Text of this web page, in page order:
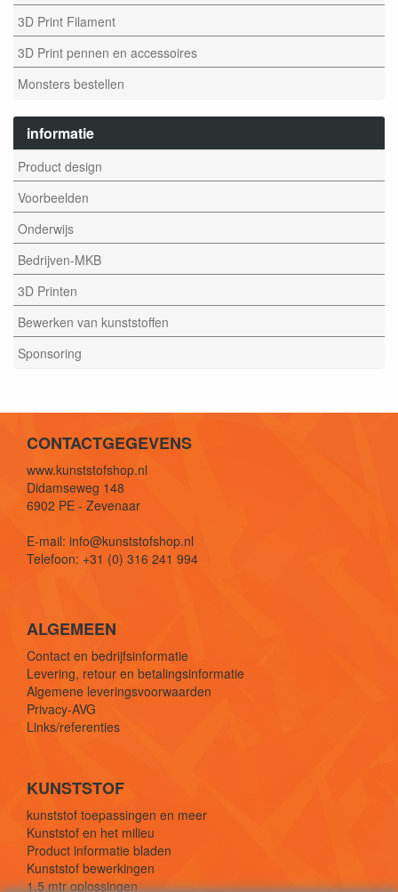
3D Print Filament
3D Print pennen en accessoires
Monsters bestellen
informatie
Product design
Voorbeelden
Onderwijs
Bedrijven-MKB
3D Printen
Bewerken van kunststoffen
Sponsoring
CONTACTGEGEVENS
www.kunststofshop.nl
Didamseweg 148
6902 PE - Zevenaar
E-mail: info@kunststofshop.nl
Telefoon: +31 (0) 316 241 994
ALGEMEEN
Contact en bedrijfsinformatie
Levering, retour en betalingsinformatie
Algemene leveringsvoorwaarden
Privacy-AVG
Links/referenties
KUNSTSTOF
kunststof toepassingen en meer
Kunststof en het milieu
Product informatie bladen
Kunststof bewerkingen
1,5 mtr oplossingen